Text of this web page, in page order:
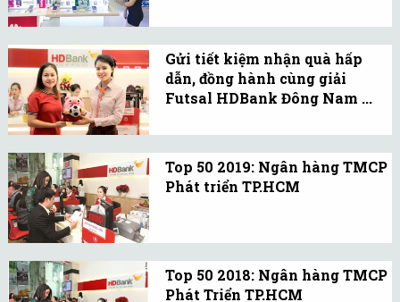
dịch chuyển nhượng 7
triệu cổ phiếu Thế Giới Di
Động (MWG) cho một quỹ
ngoại…
Gửi tiết kiệm nhận quà hấp
dẫn, đồng hành cùng giải
Futsal HDBank Đông Nam ...
“Tiến lên Việt Nam cùng
AFF Cup Futsal HDBank
tặng hấp dẫn...
Top 50 2019: Ngân hàng TMCP
Phát triển TP.HCM
đầu trong cung cấp dịch
vụ tài chính ngân hàng
Top 50 2018: Ngân hàng TMCP
Phát Triển TP.HCM